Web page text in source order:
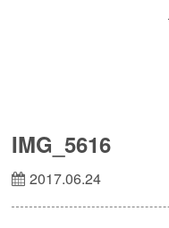
IMG_5616
2017.06.24